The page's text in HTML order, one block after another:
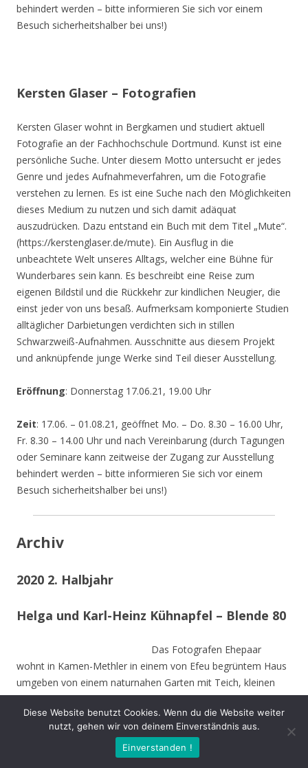
behindert werden – bitte informieren Sie sich vor einem
Besuch sicherheitshalber bei uns!)
Kersten Glaser – Fotografien
Kersten Glaser wohnt in Bergkamen und studiert aktuell
Fotografie an der Fachhochschule Dortmund. Kunst ist eine
persönliche Suche. Unter diesem Motto untersucht er jedes
Genre und jedes Aufnahmeverfahren, um die Fotografie
verstehen zu lernen. Es ist eine Suche nach den Möglichkeiten
dieses Medium zu nutzen und sich damit adäquat
auszudrücken. Dazu entstand ein Buch mit dem Titel „Mute“.
(https://kerstenglaser.de/mute). Ein Ausflug in die
unbeachtete Welt unseres Alltags, welcher eine Bühne für
Wunderbares sein kann. Es beschreibt eine Reise zum
eigenen Bildstil und die Rückkehr zur kindlichen Neugier, die
einst jeder von uns besaß. Aufmerksam komponierte Studien
alltäglicher Darbietungen verdichten sich in stillen
Schwarzweiß-Aufnahmen. Ausschnitte aus diesem Projekt
und anknüpfende junge Werke sind Teil dieser Ausstellung.
Eröffnung: Donnerstag 17.06.21, 19.00 Uhr
Zeit: 17.06. – 01.08.21, geöffnet Mo. – Do. 8.30 – 16.00 Uhr,
Fr. 8.30 – 14.00 Uhr und nach Vereinbarung (durch Tagungen
oder Seminare kann zeitweise der Zugang zur Ausstellung
behindert werden – bitte informieren Sie sich vor einem
Besuch sicherheitshalber bei uns!)
Archiv
2020 2. Halbjahr
Helga und Karl-Heinz Kühnapfel – Blende 80
Das Fotografen Ehepaar
wohnt in Kamen-Methler in einem von Efeu begrüntem Haus
umgeben von einem naturnahen Garten mit Teich, kleinen
naturnahen Wiesen, Obstbäumen und weiteren hohen
Bäumen. Die Stämme der von Stürmen gefällten Bäume sind
zu Teilen im Garten integriert und dienen vielen Insekten und
Vögeln als Nahrungs-und Brutstätte.
Diese Website benutzt Cookies. Wenn du die Website weiter
nutzt, gehen wir von deinem Einverständnis aus.
Einverstanden !